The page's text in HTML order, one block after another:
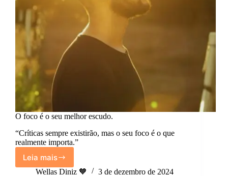
O foco é o seu melhor escudo.
“Críticas sempre existirão, mas o seu foco é o que
realmente importa.”
Leia mais
O
foco
Wellas Diniz 🧡 3 de dezembro de 2024